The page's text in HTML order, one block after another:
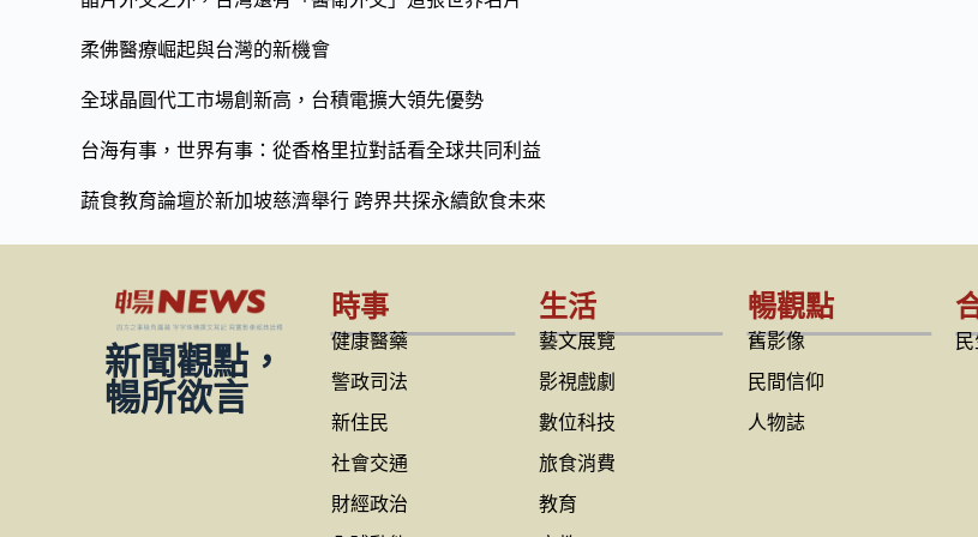
柔佛醫療崛起與台灣的新機會
全球晶圓代工市場創新高，台積電擴大領先優勢
台海有事，世界有事：從香格里拉對話看全球共同利益
蔬食教育論壇於新加坡慈濟舉行 跨界共探永續飲食未來
新聞觀點，
暢所欲言
時事
健康醫藥
警政司法
新住民
社會交通
財經政治
生活
藝文展覽
影視戲劇
數位科技
旅食消費
教育
暢觀點
舊影像
民間信仰
人物誌
民